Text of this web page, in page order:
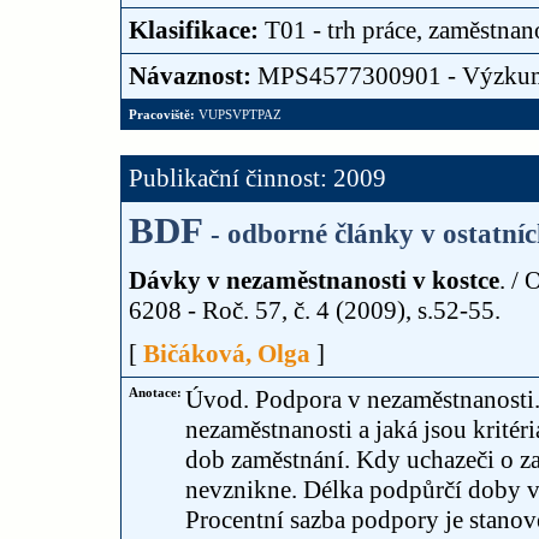
Klasifikace: T01 - trh práce,
Návaznost: MPS4577300901 -
Pracoviště: VUPSVPTPAZ
Publikační činnost: 2009
BDF - odborné články v
Dávky v nezaměstnanosti v kostce. /
6208 - Roč. 57, č. 4 (2009), s.52-55.
[ Bičáková, Olga ]
Anotace: Úvod. Podpora v
nezaměstnanosti a jaká jsou
dob zaměstnání. Kdy uchazeči o
nevznikne. Délka podpůrčí doby
Procentní sazba podpory je